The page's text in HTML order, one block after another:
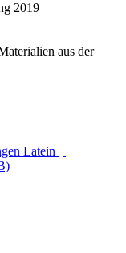
2019
aus der
Latein